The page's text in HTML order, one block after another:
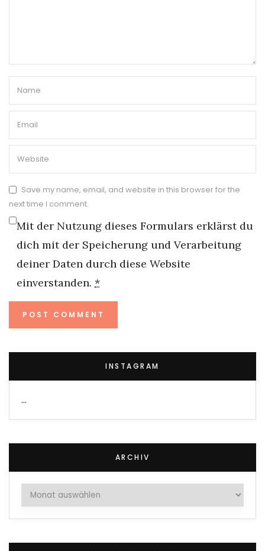
Save my name, email, and website in this browser for the
next time I comment.
Mit der Nutzung dieses Formulars erklärst du
dich mit der Speicherung und Verarbeitung
deiner Daten durch diese Website
einverstanden. *
INSTAGRAM
…
ARCHIV
Archiv